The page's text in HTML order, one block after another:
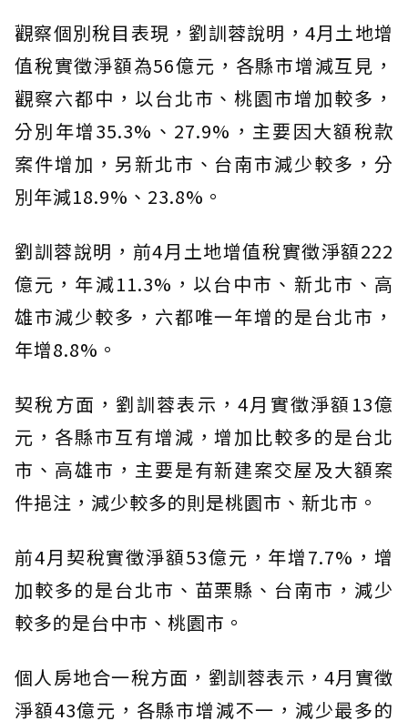
觀察個別稅目表現，劉訓蓉說明，4月土地增
值稅實徵淨額為56億元，各縣市增減互見，
觀察六都中，以台北市、桃園市增加較多，
分別年增35.3%、27.9%，主要因大額稅款
案件增加，另新北市、台南市減少較多，分
別年減18.9%、23.8%。
劉訓蓉說明，前4月土地增值稅實徵淨額222
億元，年減11.3%，以台中市、新北市、高
雄市減少較多，六都唯一年增的是台北市，
年增8.8%。
契稅方面，劉訓蓉表示，4月實徵淨額13億
元，各縣市互有增減，增加比較多的是台北
市、高雄市，主要是有新建案交屋及大額案
件挹注，減少較多的則是桃園市、新北市。
前4月契稅實徵淨額53億元，年增7.7%，增
加較多的是台北市、苗栗縣、台南市，減少
較多的是台中市、桃園市。
個人房地合一稅方面，劉訓蓉表示，4月實徵
淨額43億元，各縣市增減不一，減少最多的